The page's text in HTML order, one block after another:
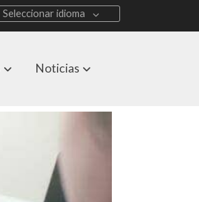
Seleccionar idioma
Noticias